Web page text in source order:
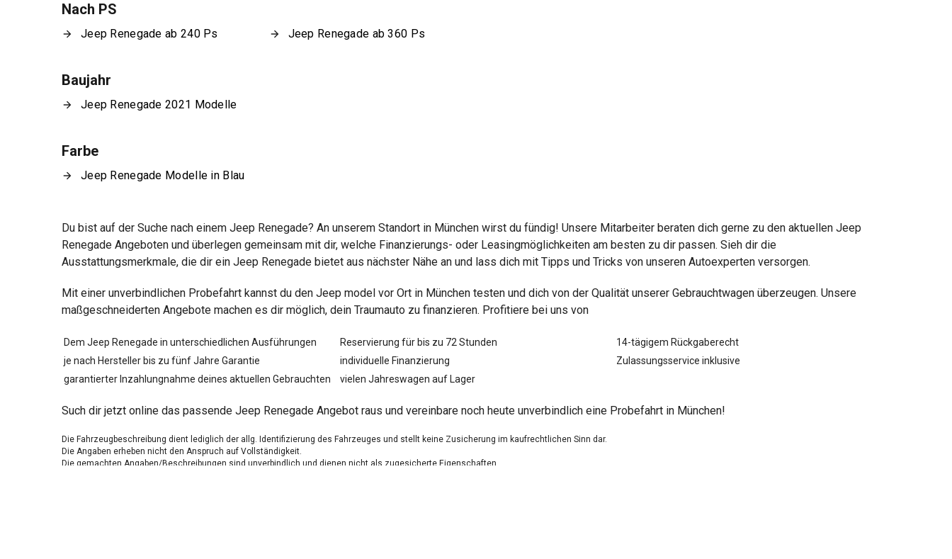
Nach PS
Jeep Renegade ab 240 Ps Jeep Renegade ab 360 Ps
Baujahr
Jeep Renegade 2021 Modelle
Farbe
Jeep Renegade Modelle in Blau
Du bist auf der Suche nach einem Jeep Renegade? An unserem Standort in München wirst du fündig! Unsere Mitarbeiter beraten dich gerne zu den aktuellen Jeep
Renegade Angeboten und überlegen gemeinsam mit dir, welche Finanzierungs- oder Leasingmöglichkeiten am besten zu dir passen. Sieh dir die
Ausstattungsmerkmale, die dir ein Jeep Renegade bietet aus nächster Nähe an und lass dich mit Tipps und Tricks von unseren Autoexperten versorgen.
Mit einer unverbindlichen Probefahrt kannst du den Jeep model vor Ort in München testen und dich von der Qualität unserer Gebrauchtwagen überzeugen. Unsere
maßgeschneiderten Angebote machen es dir möglich, dein Traumauto zu finanzieren. Profitiere bei uns von
Dem Jeep Renegade in unterschiedlichen Ausführungen Reservierung für bis zu 72 Stunden
14-tägigem Rückgaberecht
je nach Hersteller bis zu fünf Jahre Garantie
individuelle Finanzierung
Zulassungsservice inklusive
garantierter Inzahlungnahme deines aktuellen Gebrauchten
vielen Jahreswagen auf Lager
Such dir jetzt online das passende Jeep Renegade Angebot raus und vereinbare noch heute unverbindlich eine Probefahrt in München!
Die Fahrzeugbeschreibung dient lediglich der allg. Identifizierung des Fahrzeuges und stellt keine Zusicherung im kaufrechtlichen Sinn dar.
Die Angaben erheben nicht den Anspruch auf Vollständigkeit.
Die gemachten Angaben/Beschreibungen sind unverbindlich und dienen nicht als zugesicherte Eigenschaften.